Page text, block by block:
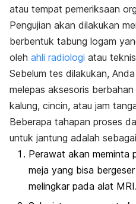
atau tempat pemeriksaan
Pengujian akan dilakukan
berbentuk tabung logam
oleh ahli radiologi atau
Sebelum tes dilakukan,
melepas aksesoris
kalung, cincin, atau jam
Beberapa tahapan proses
untuk jantung adalah
Perawat akan meminta
meja yang bisa
melingkar pada alat MRI.